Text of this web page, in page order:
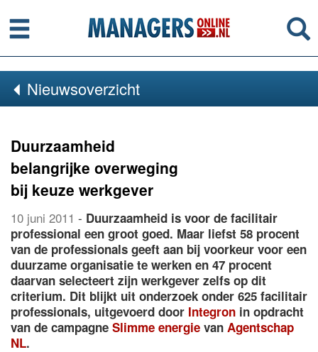
Menu
Nieuwsoverzicht
Duurzaamheid
belangrijke overweging
bij keuze werkgever
10 juni 2011 - Duurzaamheid is voor de facilitair
professional een groot goed. Maar liefst 58 procent
van de professionals geeft aan bij voorkeur voor een
duurzame organisatie te werken en 47 procent
daarvan selecteert zijn werkgever zelfs op dit
criterium. Dit blijkt uit onderzoek onder 625 facilitair
professionals, uitgevoerd door Integron in opdracht
van de campagne Slimme energie van Agentschap
NL.